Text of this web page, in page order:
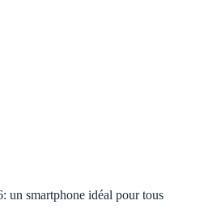
un smartphone idéal pour tous